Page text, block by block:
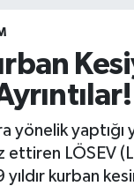
yönelik yaptığı
ettiren LÖSEV
yıldır kurban